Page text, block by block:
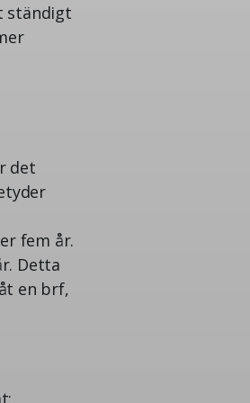
ständigt
det
fem år.
Detta
en brf,